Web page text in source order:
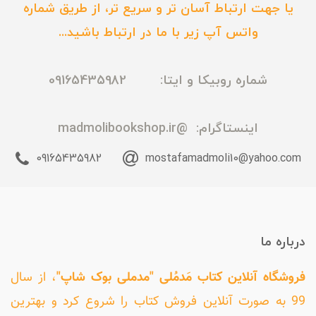
یا جهت ارتباط آسان تر و سریع تر، از طریق شماره
واتس آپ زیر با ما در ارتباط باشید...
شماره روبیکا و ایتا: 09165435982
اینستاگرام: @madmolibookshop.ir
mostafamadmoli10@yahoo.com
09165435982
درباره ما
فروشگاه آنلاین کتاب مَدمُلی "مدملی بوک شاپ"، از سال
99 به صورت آنلاین فروش کتاب را شروع کرد و بهترین